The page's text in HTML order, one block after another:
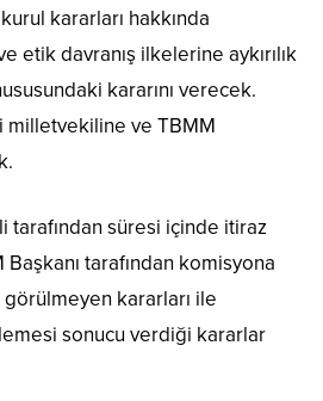
kararları hakkında
etik davranış ilkelerine aykırılık
kararını verecek.
milletvekiline ve TBMM
tarafından süresi içinde itiraz
tarafından komisyona
kararları ile
sonucu verdiği kararlar